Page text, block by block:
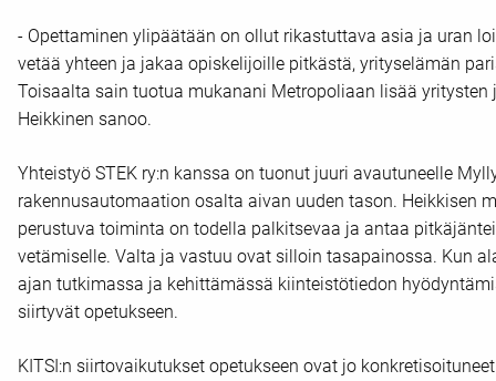
- Opettaminen ylipäätään on ollut rikastuttava asia ja uran
vetää yhteen ja jakaa opiskelijoille pitkästä, yrityselämän
Toisaalta sain tuotua mukanani Metropoliaan lisää
Heikkinen sanoo.
Yhteistyö STEK ry:n kanssa on tuonut juuri avautuneelle
rakennusautomaation osalta aivan uuden tason. Heikkisen
perustuva toiminta on todella palkitsevaa ja antaa
vetämiselle. Valta ja vastuu ovat silloin tasapainossa. Kun
ajan tutkimassa ja kehittämässä kiinteistötiedon
siirtyvät opetukseen.
KITSI:n siirtovaikutukset opetukseen ovat jo